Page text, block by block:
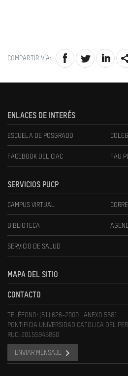
COMPARTIR VÍA:
ENLACES DE INTERÉS
ESCUELA DE POSGRADO
FACEBOOK DEL CIAC FAU
SERVICIOS PUCP
CAMPUS VIRTUAL
BIBLIOTECA
SERVICIO DE SALUD
MAPA DEL SITIO
CONTACTO
TELÉFONO: (51) 626-2000 , ANEXO 5581
PONTIFICIA UNIVERSIDAD CATOLICA DEL
RUC: 20155945860
ENVIAR MENSAJE